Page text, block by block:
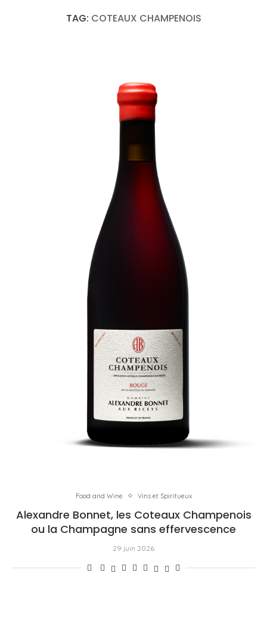
TAG: COTEAUX CHAMPENOIS
Food and Wine Vins et Spiritueux
Alexandre Bonnet, les Coteaux Champenois
ou la Champagne sans effervescence
29 juin 2026